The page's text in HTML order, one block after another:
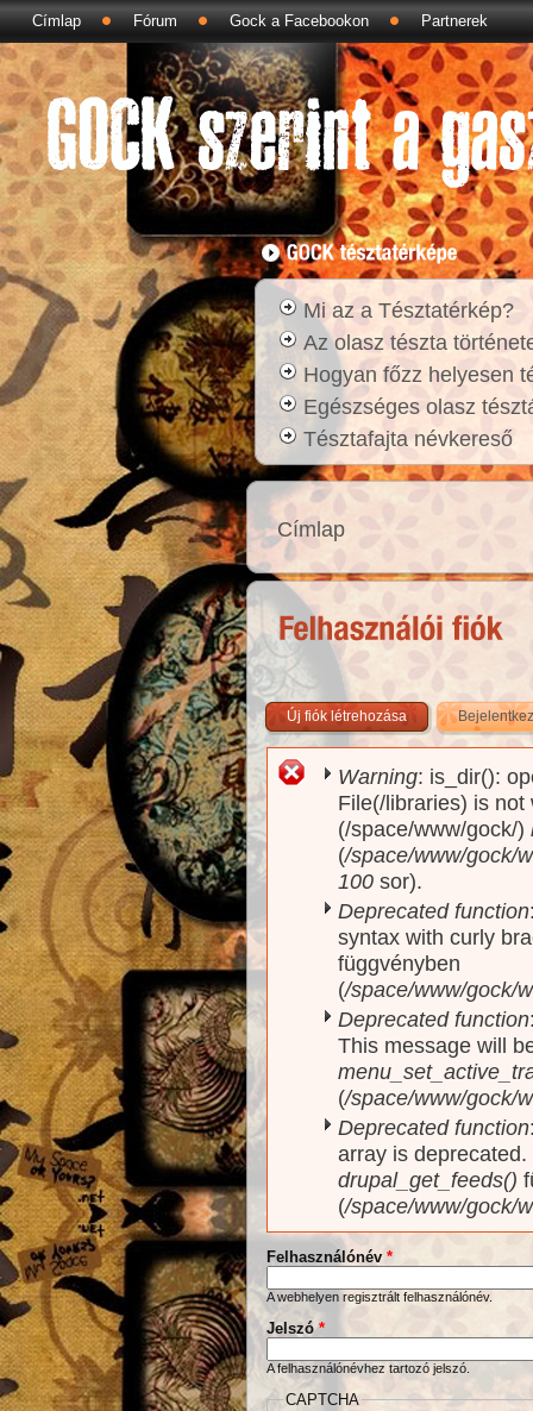
Címlap Fórum Gock a Facebookon Partnerek
Mi az a Tésztatérkép?
Az olasz tészta
Hogyan főzz helyesen
Egészséges olasz
Tésztafajta névkereső
Címlap
Új fiók létrehozása
Hibaüzenet
Warning: is_dir():
File(/libraries) is
(/space/www/gock/)
(/space/www/gock/
100 sor).
Deprecated function
syntax with curly
függvényben
(/space/www/gock/
Deprecated function
This message will
(/space/www/gock/
Deprecated function
array is
drupal_get_feeds()
(/space/www/gock/
Felhasználónév *
A webhelyen regisztrált felhasználónév.
Jelszó*
A felhasználónévhez tartozó jelszó.
CAPTCHA